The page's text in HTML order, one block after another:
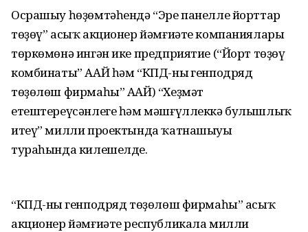
Осрашыу һөҙөмтәһендә “Эре панелле йорттар
төҙөү” асыҡ акционер йәмғиәте компаниялары
төркөмөнә ингән ике предприятие (“Йорт төҙөү
комбинаты” ААЙ һәм “КПД-ның генподряд
төҙөлөш фирмаһы” ААЙ) “Хеҙмәт
етештереүсәнлеге һәм мәшғүллеккә булышлыҡ
итеү” милли проектында ҡатнашыуы
тураһында килешелде.
“КПД-ның генподряд төҙөлөш фирмаһы” асыҡ
акционер йәмғиәте республикала милли